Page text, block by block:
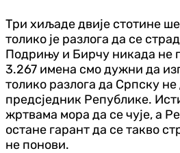
Три хиљаде двије стотине
толико је разлога да се
Подрињу и Бирчу никада не
3.267 имена смо дужни да
толико разлога да Српску
предсједник Републике.
жртвама мора да се чује, а
остане гарант да се такво
не понови.